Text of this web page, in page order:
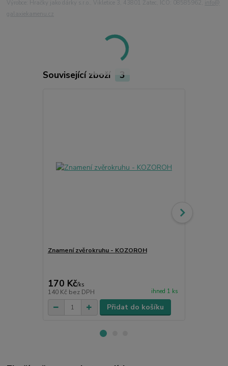
Výrobce: Hračky jako dárky s.r.o., Vikletice 3, 43801 Žatec, IČO: 08585962,
galaxiekamenu.cz
Související zboží 3
Znamení zvěrokruhu - KOZOROH
170 Kč/ks
140 Kč bez DPH ihned 1 ks
Přidat do košíku